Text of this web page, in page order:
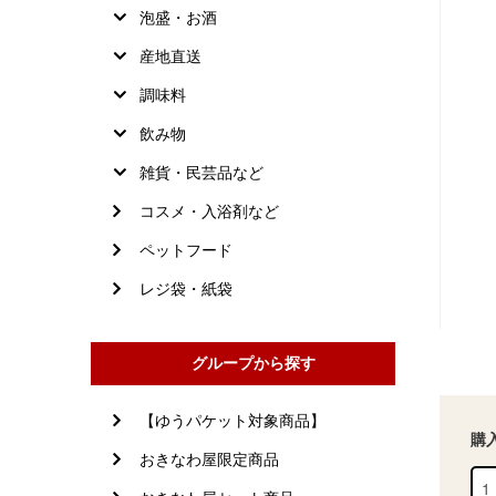
購
泡盛・お酒
産地直送
調味料
飲み物
雑貨・民芸品など
コスメ・入浴剤など
ペットフード
レジ袋・紙袋
グループから探す
【ゆうパケット対象商品】
おきなわ屋限定商品